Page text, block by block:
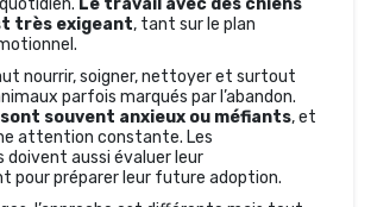
Le travail avec des chiens
très exigeant, tant sur le plan
nourrir, soigner, nettoyer et surtout
parfois marqués par l’abandon.
sont souvent anxieux ou méfiants, et
attention constante. Les
doivent aussi évaluer leur
pour préparer leur future adoption.